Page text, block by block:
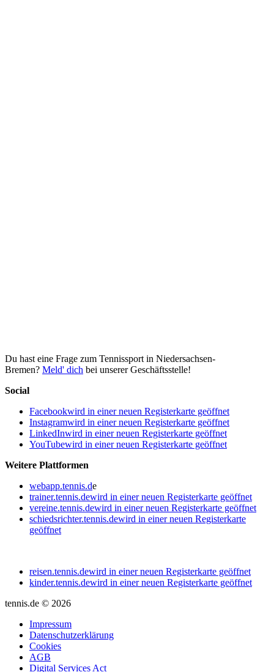
Du hast eine Frage zum Tennissport in Niedersachsen-
Bremen? Meld' dich bei unserer Geschäftsstelle!
Social
Facebookwird in einer neuen Registerkarte geöffnet
Instagramwird in einer neuen Registerkarte geöffnet
LinkedInwird in einer neuen Registerkarte geöffnet
YouTubewird in einer neuen Registerkarte geöffnet
Weitere Plattformen
webapp.tennis.de
trainer.tennis.dewird in einer neuen Registerkarte geöffnet
vereine.tennis.dewird in einer neuen Registerkarte geöffnet
schiedsrichter.tennis.dewird in einer neuen Registerkarte
geöffnet
reisen.tennis.dewird in einer neuen Registerkarte geöffnet
kinder.tennis.dewird in einer neuen Registerkarte geöffnet
tennis.de © 2026
Impressum
Datenschutzerklärung
Cookies
AGB
Digital Services Act